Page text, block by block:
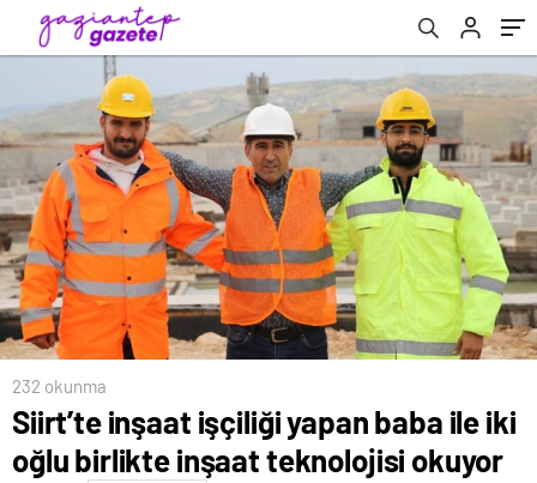
232 okunma
Siirt’te inşaat işçiliği yapan baba ile iki
oğlu birlikte inşaat teknolojisi okuyor